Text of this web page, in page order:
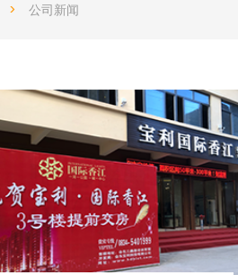
> 公司新闻